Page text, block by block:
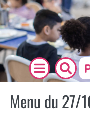
Menu du 27/